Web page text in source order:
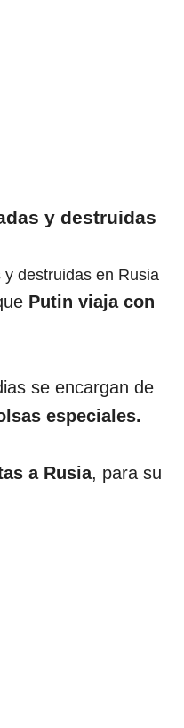
y destruidas
Putin viaja con
se encargan de
especiales.
a Rusia, para su